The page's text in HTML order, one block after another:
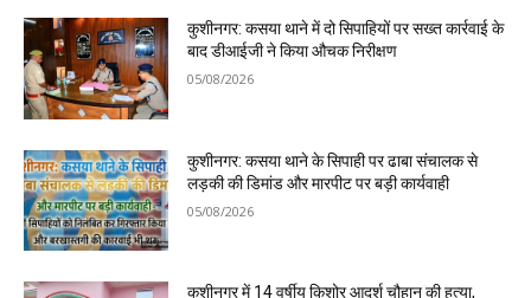
कुशीनगर: कसया थाने में दो सिपाहियों पर सख्त कार्रवाई के
बाद डीआईजी ने किया औचक निरीक्षण
05/08/2026
कुशीनगर: कसया थाने के सिपाही पर ढाबा संचालक से
लड़की की डिमांड और मारपीट पर बड़ी कार्यवाही
05/08/2026
कुशीनगर में 14 वर्षीय किशोर आदर्श चौहान की हत्या,